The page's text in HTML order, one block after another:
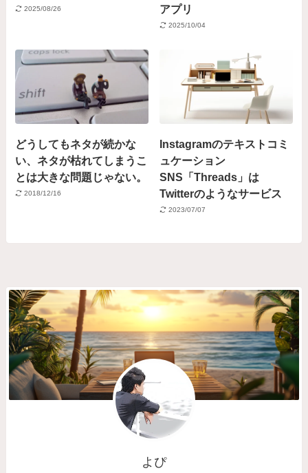
2025/08/26
アプリ
2025/10/04
どうしてもネタが続かな
い、ネタが枯れてしまうこ
とは大きな問題じゃない。
2018/12/16
Instagramのテキストコミ
ュケーション
SNS「Threads」は
Twitterのようなサービス
2023/07/07
よぴ